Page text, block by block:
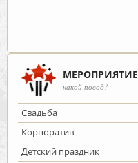
МЕРОПРИЯТИЕ
какой повод?
Cвадьба
Корпоратив
Детский праздник